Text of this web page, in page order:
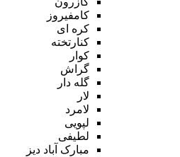
کامفیروز
کره ای
کنارتخته
کوار
گراش
گله دار
لار
لامرد
لپویی
لطیفی
مبارک آباد دیز